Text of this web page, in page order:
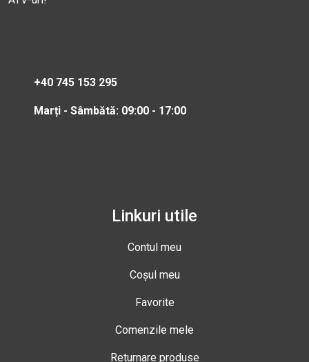
+40 745 153 295
Marți - Sâmbătă: 09:00 - 17:00
Linkuri utile
Contul meu
Coșul meu
Favorite
Comenzile mele
Returnare produse